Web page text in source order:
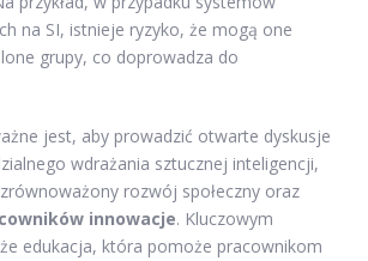
na SI, istnieje ryzyko, że mogą one
grupy, co doprowadza do
jest, aby prowadzić otwarte dyskusje
wdrażania sztucznej inteligencji,
rozwój społeczny oraz
innowacje. Kluczowym
edukacja, która pomoże pracownikom